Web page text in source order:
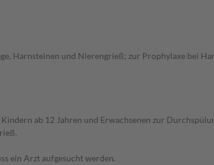
Harnsteinen und Nierengrieß; zur Prophylaxe bei
ab 12 Jahren und Erwachsenen zur
ein Arzt aufgesucht werden.